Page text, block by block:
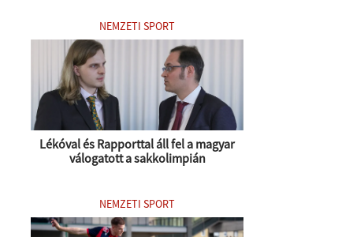
NEMZETI SPORT
Lékóval és Rapporttal áll fel a magyar
válogatott a sakkolimpián
NEMZETI SPORT